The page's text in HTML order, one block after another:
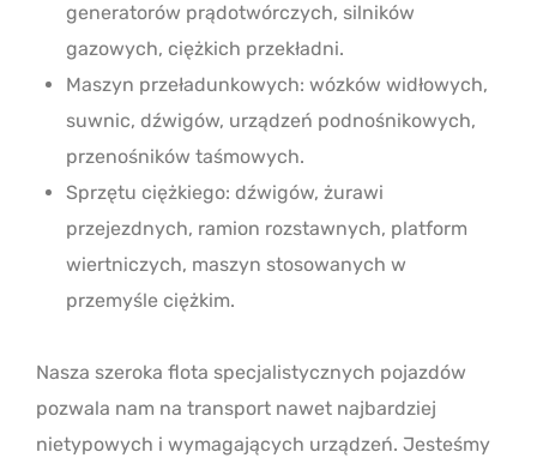
generatorów prądotwórczych, silników
gazowych, ciężkich przekładni.
Maszyn przeładunkowych: wózków widłowych,
suwnic, dźwigów, urządzeń podnośnikowych,
przenośników taśmowych.
Sprzętu ciężkiego: dźwigów, żurawi
przejezdnych, ramion rozstawnych, platform
wiertniczych, maszyn stosowanych w
przemyśle ciężkim.
Nasza szeroka flota specjalistycznych pojazdów
pozwala nam na transport nawet najbardziej
nietypowych i wymagających urządzeń. Jesteśmy